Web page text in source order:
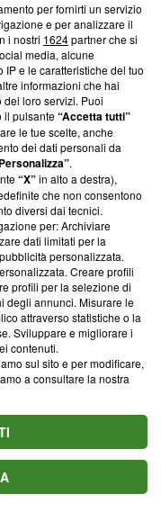
su Blasting
ci impegniamo a
nostra aderenza a
News non è
richiesto di farne
una verifica di
Frasca, 3 - 6900
per fornirti un servizio
e per analizzare il
i nostri 1624partner che si
media, alcune
IP e le caratteristiche del tuo
informazioni che hai
loro servizi. Puoi
il pulsante“Accetta tutti”
le tue scelte, anche
dei dati personali da
.
“X”in alto a destra),
che non consentono
diversi dai tecnici.
per: Archiviare
dati limitati per la
personalizzata.
Creare profili
profili per la selezione di
degli annunci. Misurare le
attraverso statistiche o la
Sviluppare e migliorare i
contenuti.
sul sito e per modificare,
a consultare la nostra